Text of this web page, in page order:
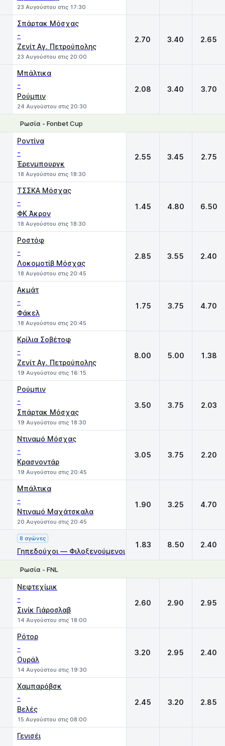
23 Αυγούστου στις 17:30
Σπάρτακ Μόσχας
-
Ζενίτ Αγ. Πετρούπολης
23 Αυγούστου στις 20:00
2.70 3.40 2.65
Μπάλτικα
-
Ρούμπιν
24 Αυγούστου στις 20:30
2.08 3.40 3.70
Ρωσία - Fonbet Cup
Ροντίνα
-
Έρενμπουργκ
18 Αυγούστου στις 18:30
2.55 3.45 2.75
ΤΣΣΚΑ Μόσχας
-
ΦΚ Άκρον
18 Αυγούστου στις 18:30
1.45 4.80 6.50
Ροστόφ
-
Λοκομοτίβ Μόσχας
18 Αυγούστου στις 20:45
2.85 3.55 2.40
Ακμάτ
-
Φάκελ
18 Αυγούστου στις 20:45
1.75 3.75 4.70
Κρίλια Σοβέτοφ
-
Ζενίτ Αγ. Πετρούπολης
19 Αυγούστου στις 16:15
8.00 5.00 1.38
Ρούμπιν
-
Σπάρτακ Μόσχας
19 Αυγούστου στις 18:30
3.50 3.75 2.03
Ντιναμό Μόσχας
-
Κρασνοντάρ
19 Αυγούστου στις 20:45
3.05 3.75 2.20
Μπάλτικα
-
Ντιναμό Μαχάτσκαλα
20 Αυγούστου στις 20:45
1.90 3.25 4.70
8 αγώνες
Γηπεδούχοι — Φιλοξενούμενοι
1.83 8.50 2.40
Ρωσία - FNL
Νεφτεχίμικ
-
Σινίκ Γιάροσλαβ
14 Αυγούστου στις 18:00
2.60 2.90 2.95
Ρότορ
-
Ουράλ
14 Αυγούστου στις 19:30
3.20 2.95 2.40
Χαμπαρόβσκ
-
Βελές
15 Αυγούστου στις 08:00
2.45 3.20 2.85
Γενισέι